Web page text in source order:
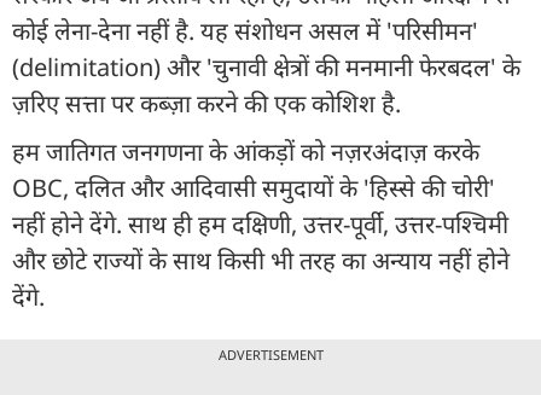
कोई लेना-देना नहीं है. यह संशोधन असल में 'परिसीमन'
(delimitation) और 'चुनावी क्षेत्रों की मनमानी फेरबदल' के
ज़रिए सत्ता पर कब्ज़ा करने की एक कोशिश है.
हम जातिगत जनगणना के आंकड़ों को नज़रअंदाज़ करके
OBC, दलित और आदिवासी समुदायों के 'हिस्से की चोरी'
नहीं होने देंगे. साथ ही हम दक्षिणी, उत्तर-पूर्वी, उत्तर-पश्चिमी
और छोटे राज्यों के साथ किसी भी तरह का अन्याय नहीं होने
देंगे.
ADVERTISEMENT